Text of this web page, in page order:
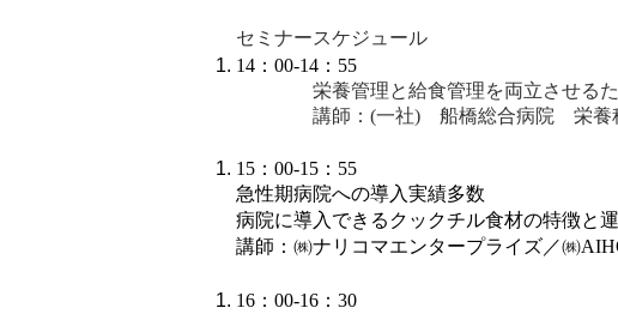
セミナースケジュール
14 ：00-14：55
栄養管理と給食管理を両立させる
講師：(一社) 船橋総合病院 栄
15 ：00-15：55
急性期病院への導入実績多数
病院に導入できるクックチル食材の特徴と
講師：㈱ナリコマエンタープライズ／㈱
16 ：00-16：30